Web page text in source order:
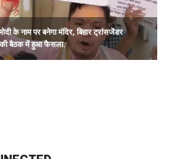
के नाम पर बनेगा मंदिर, बिहार ट्रांसजेंडर
की बैठक में हुआ फैसला.